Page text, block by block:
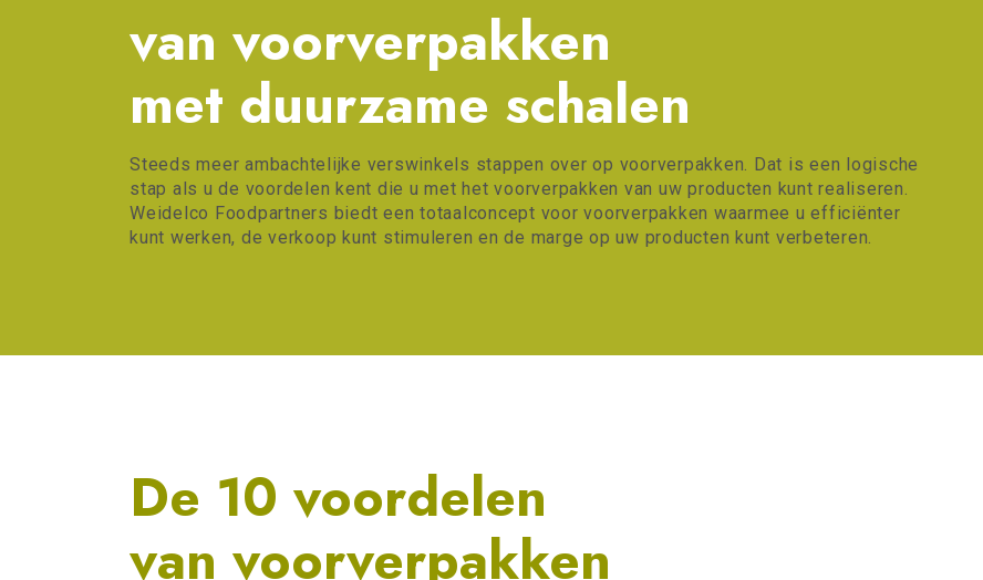
van voorverpakken
met duurzame schalen
Steeds meer ambachtelijke verswinkels stappen over op voorverpakken. Dat is een logische
stap als u de voordelen kent die u met het voorverpakken van uw producten kunt realiseren.
Weidelco Foodpartners biedt een totaalconcept voor voorverpakken waarmee u efficiënter
kunt werken, de verkoop kunt stimuleren en de marge op uw producten kunt verbeteren.
De 10 voordelen
van voorverpakken